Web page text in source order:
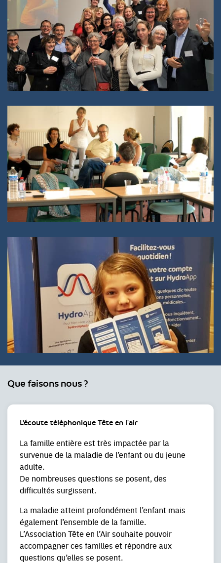
Que faisons nous ?
L'écoute téléphonique Tête en l'air
La famille entière est très impactée par la
survenue de la maladie de l’enfant ou du jeune
adulte.
De nombreuses questions se posent, des
difficultés surgissent.
La maladie atteint profondément l’enfant mais
également l’ensemble de la famille.
L’Association Tête en l’Air souhaite pouvoir
accompagner ces familles et répondre aux
questions qu’elles se posent.